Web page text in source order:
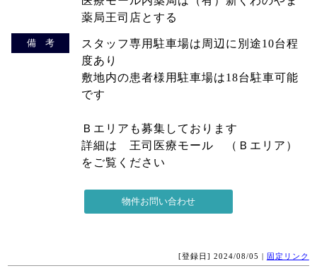
薬局王司店とする
備 考
スタッフ専用駐車場は周辺に別途10台程
度あり
敷地内の患者様用駐車場は18台駐車可能
です
Ｂエリアも募集しております
詳細は 王司医療モール （Ｂエリア）
をご覧ください
[登録日] 2024/08/05 | 固定リンク